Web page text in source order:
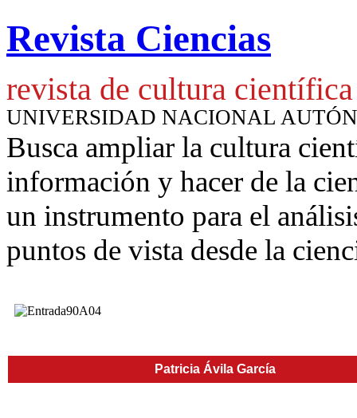
Revista Ciencias
revista de cultura científica
UNIVERSIDAD NACIONAL
Busca ampliar la cultura
información y hacer de la
un instrumento para el
puntos de vista desde la
Patricia Ávila García